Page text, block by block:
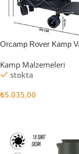
Orcamp Rover Kamp
Kamp Malzemeleri
stokta
₺5.035,00